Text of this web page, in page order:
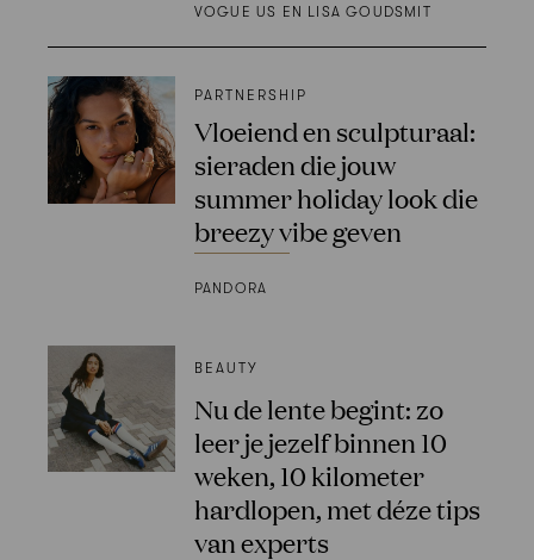
VOGUE US EN LISA GOUDSMIT
PARTNERSHIP
Vloeiend en sculpturaal:
sieraden die jouw
summer holiday look die
breezy vibe geven
PANDORA
BEAUTY
Nu de lente begint: zo
leer je jezelf binnen 10
weken, 10 kilometer
hardlopen, met déze tips
van experts